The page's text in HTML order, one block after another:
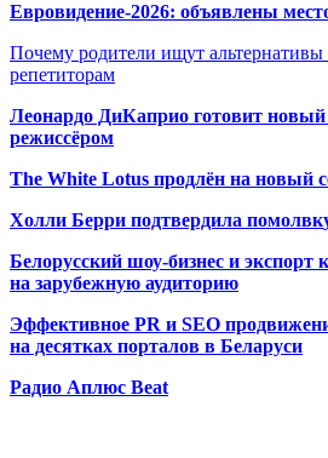
Евровидение-2026: объявлены
Почему родители ищут
репетиторам
Леонардо ДиКаприо готовит
режиссёром
The White Lotus продлён на новый
Холли Берри подтвердила помолвк
Белорусский шоу-бизнес и экспорт
на зарубежную аудиторию
Эффективное PR и SEO
на десятках порталов в Беларуси
Радио Аплюс Beat